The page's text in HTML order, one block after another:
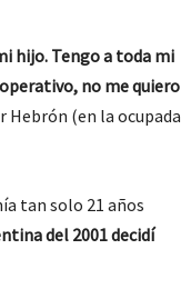
hijo. Tengo a toda mi
no me quiero
Hebrón (en la ocupada
tan solo 21 años
del 2001 decidí